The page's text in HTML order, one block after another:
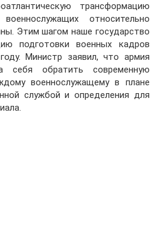
трансформацию
относительно
Этим шагом наше государство
подготовки военных кадров
Министр заявил, что армия
себя обратить современную
военнослужащему в плане
службой и определения для